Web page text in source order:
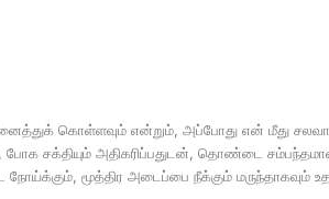
கொள்ளவும் என்றும், அப்போது என் மீது
சக்தியும் அதிகரிப்பதுடன், தொண்டை சம்பந்தமான
மூத்திர அடைப்பை நீக்கும் மருந்தாகவும்